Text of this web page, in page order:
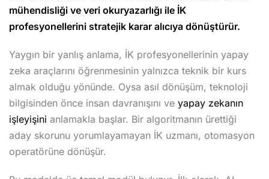
mühendisliği ve veri okuryazarlığı ile İK
profesyonellerini stratejik karar alıcıya dönüştürür.
Yaygın bir yanlış anlama, İK profesyonellerinin yapay
zeka araçlarını öğrenmesinin yalnızca teknik bir kurs
almak olduğu yönünde. Oysa asıl dönüşüm, teknoloji
bilgisinden önce insan davranışını ve yapay zekanın
işleyişini anlamakla başlar. Bir algoritmanın ürettiği
aday skorunu yorumlayamayan İK uzmanı, otomasyon
operatörüne dönüşür.